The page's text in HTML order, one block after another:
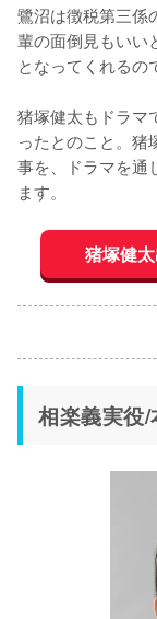
鷺沼は徴税第三係
輩の面倒見もいい
となってくれるの
猪塚健太もドラマ
ったとのこと。猪
事を、ドラマを通
ます。
猪塚健
相楽義実役/